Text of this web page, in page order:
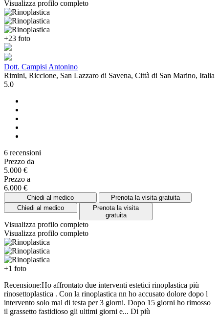
Visualizza profilo completo
+23 foto
Dott. Campisi Antonino
Rimini, Riccione, San Lazzaro di Savena, Città di San Marino, Italia
5.0
6 recensioni
Prezzo da
5.000 €
Prezzo a
6.000 €
Chiedi al medico
Prenota la visita gratuita
Chiedi al medico
Prenota la visita
gratuita
Visualizza profilo completo
Visualizza profilo completo
+1 foto
Recensione:Ho affrontato due interventi estetici rinoplastica più
rinosettoplastica . Con la rinoplastica nn ho accusato dolore dopo l
intervento solo mal di testa per 3 giorni. Dopo 15 giorni ho rimosso
il grassetto fastidioso gli ultimi giorni e... Di più